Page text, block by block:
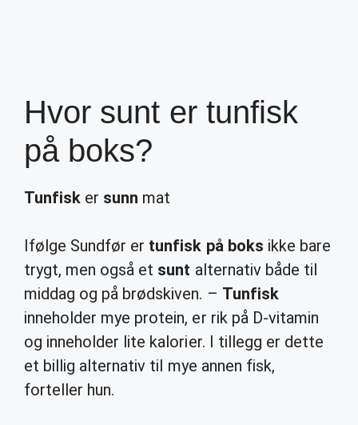
Hvor sunt er tunfisk
på boks?
Tunfisk er sunn mat
Ifølge Sundfør er tunfisk på boks ikke bare
trygt, men også et sunt alternativ både til
middag og på brødskiven. – Tunfisk
inneholder mye protein, er rik på D-vitamin
og inneholder lite kalorier. I tillegg er dette
et billig alternativ til mye annen fisk,
forteller hun.